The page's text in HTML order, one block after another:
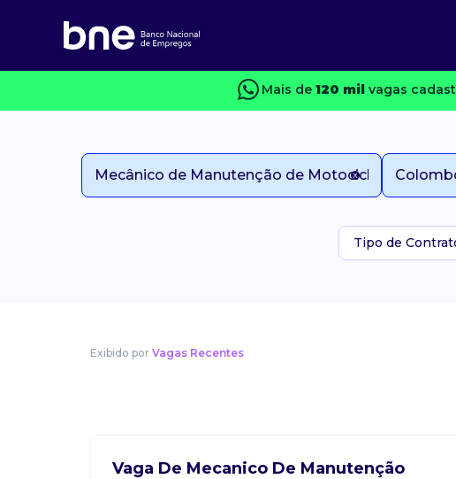
Mais de 120 milvagas
Tipo de
Exibido por Vagas Recentes
Vaga De Mecanico De Manutenção